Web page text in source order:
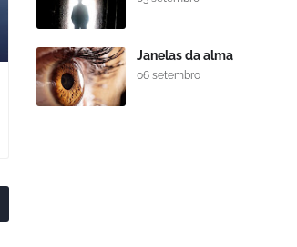
Janelas da alma
06 setembro